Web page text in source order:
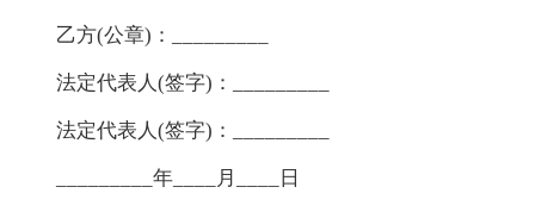
乙方(公章)：_________
法定代表人(签字)：_________
法定代表人(签字)：_________
_________年____月____日